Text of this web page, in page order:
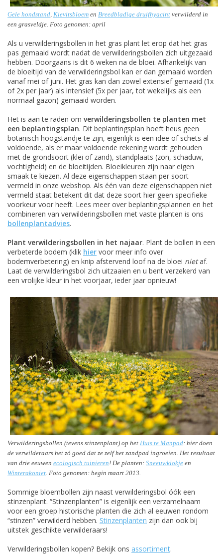
Gele hondstand Kievitsbloem en Breedbladige druifhyacint verwilderd in
een grasveldje. Foto genomen: april
Als u verwilderingsbollen in het gras plant let erop dat het gras
pas gemaaid wordt nadat de verwilderingsbollen zich uitgezaaid
hebben. Doorgaans is dit 6 weken na de bloei. Afhankelijk van
de bloeitijd van de verwilderingsbol kan er dan gemaaid worden
vanaf mei of juni. Het gras kan dan zowel extensief gemaaid (1x
of 2x per jaar) als intensief (5x per jaar, tot wekelijks als een
normaal gazon) gemaaid worden.
Het is aan te raden om verwilderingsbollen te planten met
een beplantingsplan. Dit beplantingsplan hoeft heus geen
botanisch hoogstandje te zijn, eigenlijk is een idee of schets al
voldoende, als er maar voldoende rekening wordt gehouden
met de grondsoort (klei of zand), standplaats (zon, schaduw,
vochtigheid) en de bloeitijden. Bloeikleuren zijn naar eigen
smaak te kiezen. Al deze eigenschappen staan per soort
vermeld in onze webshop. Als één van deze eigenschappen niet
vermeld staat betekent dit dat deze soort hier geen specifieke
voorkeur voor heeft. Lees meer over beplantingsplannen en het
combineren van verwilderingsbollen met vaste planten is ons
bollenplantadvies.
Plant verwilderingsbollen in het najaar. Plant de bollen in een
verbeterde bodem (klik hier voor meer info over
bodemverbetering) en knip afstervend loof na de bloei nietaf.
Laat de verwilderingsbol zich uitzaaien en u bent verzekerd van
een vrolijke kleur in het voorjaar, ieder jaar opnieuw!
Verwilderingsbollen (tevens stinzenplant) op het Huis te Manpad: hier doen
de verwilderaars het zó goed dat ze zelf het zandpad ingroeien. Het resultaat
van drie eeuwen ecologisch tuinieren! De planten: Sneeuwklokje en
Winterakoniet. Foto genomen: begin maart 2013.
Sommige bloembollen zijn naast verwilderingsbol óók een
stinzenplant. “Stinzenplanten” is eigenlijk een verzamelnaam
voor een groep historische planten die zich al eeuwen rondom
“stinzen” verwilderd hebben. Stinzenplanten zijn dan ook bij
uitstek geschikte verwilderaars!
Verwilderingsbollen kopen? Bekijk ons assortiment.